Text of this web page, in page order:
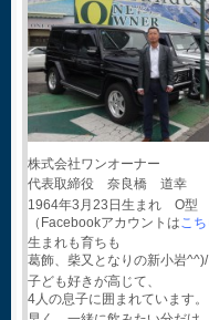
株式会社ワンオーナー
代表取締役 奈良橋 道幸
1964年3月23日生まれ O型
（Facebookアカウントはこち
生まれも育ちも
葛飾、柴又となりの新小岩^^)/
子ども好きが高じて、
4人の息子に囲まれています。